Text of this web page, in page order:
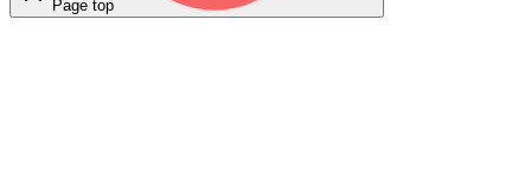
Page top